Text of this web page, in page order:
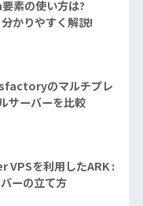
素の使い方は?
かりやすく解説!
のマルチプレ
サーバーを比較
VPSを利用したARK :
ーの立て方